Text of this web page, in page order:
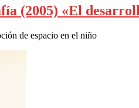
(2005) «El
de espacio en el niño